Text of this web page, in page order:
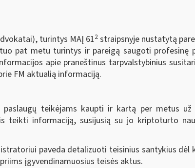
turintys MAĮ 612 straipsnyje nustatytą
pat metu turintys ir pareigą saugoti profesinę
apie praneštinus tarpvalstybinius
FM aktualią informaciją.
teikėjams kaupti ir kartą per metus už
teikti informaciją, susijusią su jo kriptoturto
paveda detalizuoti teisinius santykius
įgyvendinamuosius teisės aktus.